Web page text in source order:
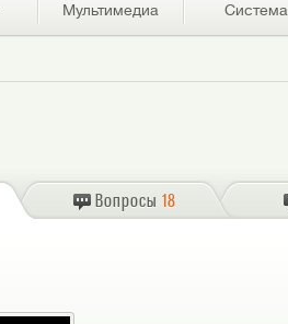
Мультимедиа Система
Вопросы 18